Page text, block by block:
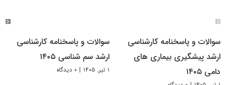
سوالات و پاسخنامه کارشناسی
ارشد پیشگیری بیماری های
دامی ۱۴۰۵
سوالات و پاسخنامه کارشناسی
ارشد سم شناسی ۱۴۰۵
۱ تیر, ۱۴۰۵ | ۰ دیدگاه